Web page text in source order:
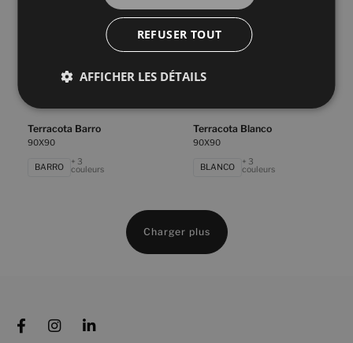
Rue De Paris Cobre Natural
COBRE
+ 8
couleurs
Rue De Paris Gris Natural
90X90
GRIS
Terracota Barro
90X90
BARRO
+ 3
couleurs
Terracota Blanco
90X90
BLANCO
+ 3
couleurs
Charger plus
REFUSER TOUT
AFFICHER LES DÉTAILS